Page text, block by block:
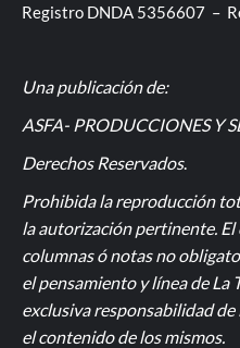
Registro DNDA 5356607 –
Una publicación de:
ASFA- PRODUCCIONES Y
Derechos Reservados.
Prohibida la reproducción
la autorización pertinente.
columnas ó notas no
el pensamiento y línea de La
exclusiva responsabilidad
el contenido de los mismos.